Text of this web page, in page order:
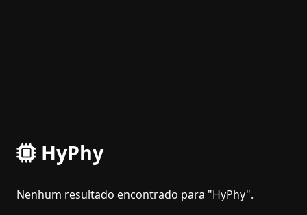
HyPhy
Nenhum resultado encontrado para "HyPhy".